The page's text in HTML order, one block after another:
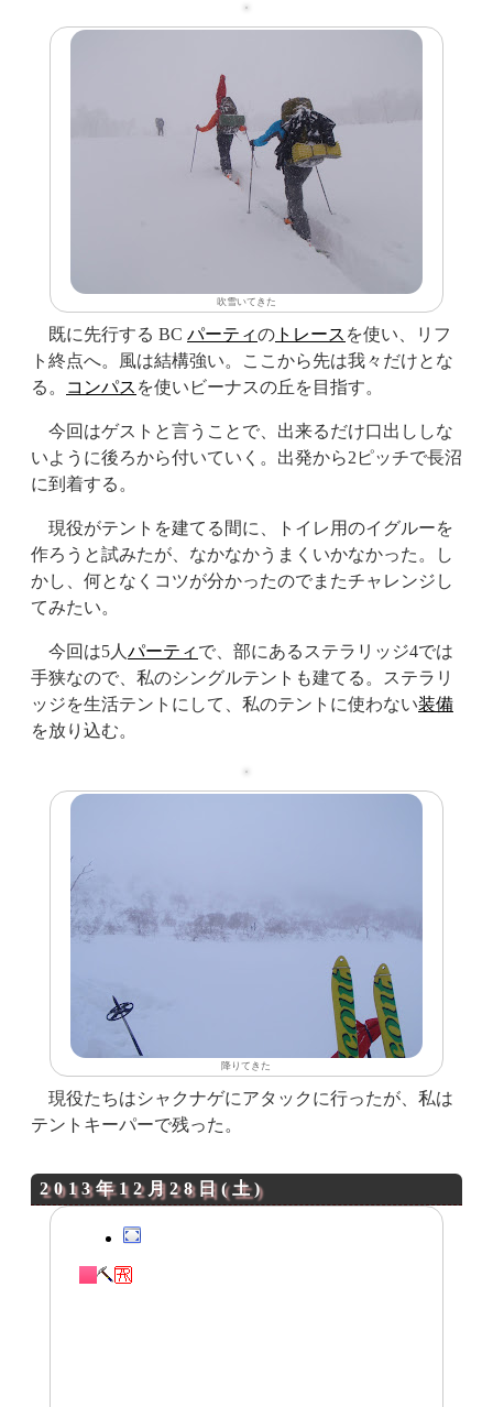
吹雪いてきた
既に先行する BC パーティの トレース を使い、リフ
ト終点へ。風は結構強い。ここから先は我々だけとな
る。
コンパス を使いビーナスの丘を目指す。
今回はゲストと言うことで、出来るだけ口出ししな
いように後ろから付いていく。出発から2ピッチで長沼
に到着する。
現役がテントを建てる間に、トイレ用のイグルーを
作ろうと試みたが、なかなかうまくいかなかった。し
かし、何となくコツが分かったのでまたチャレンジし
てみたい。
今回は5人 パーティ で、部にあるステラリッジ4では
手狭なので、私のシングルテントも建てる。ステラリ
ッジを生活テントにして、私のテントに使わない装備
を放り込む。
降りてきた
現役たちはシャクナゲにアタックに行ったが、私は
テントキーパーで残った。
2013年12月28日(土)